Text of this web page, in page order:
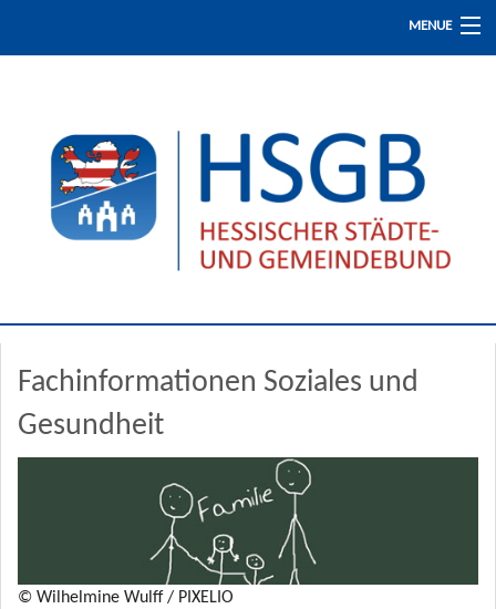
MENUE
Presse / Aktuelles
Der HSGB
KOMMUNAL Beratung
Fachinformationen Soziales und
Gesundheit
© Wilhelmine Wulff / PIXELIO